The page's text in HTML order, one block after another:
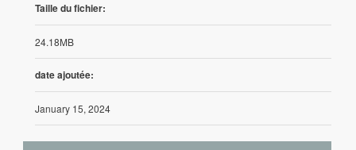
Taille du fichier:
24.18MB
date ajoutée:
January 15, 2024